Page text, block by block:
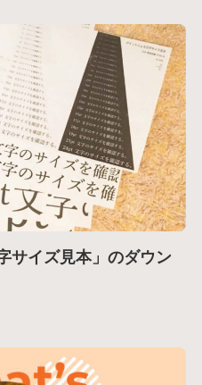
サイズ見本」のダウン